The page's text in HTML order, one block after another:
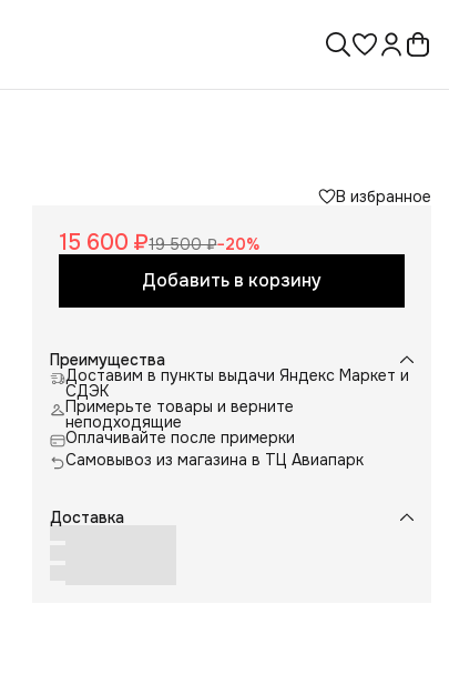
В избранное
15 600 ₽19 500 ₽−20%
Добавить в корзину
Преимущества
Доставим в пункты выдачи Яндекс Маркет и
СДЭК
Примерьте товары и верните
неподходящие
Оплачивайте после примерки
Самовывоз из магазина в ТЦ Авиапарк
Доставка